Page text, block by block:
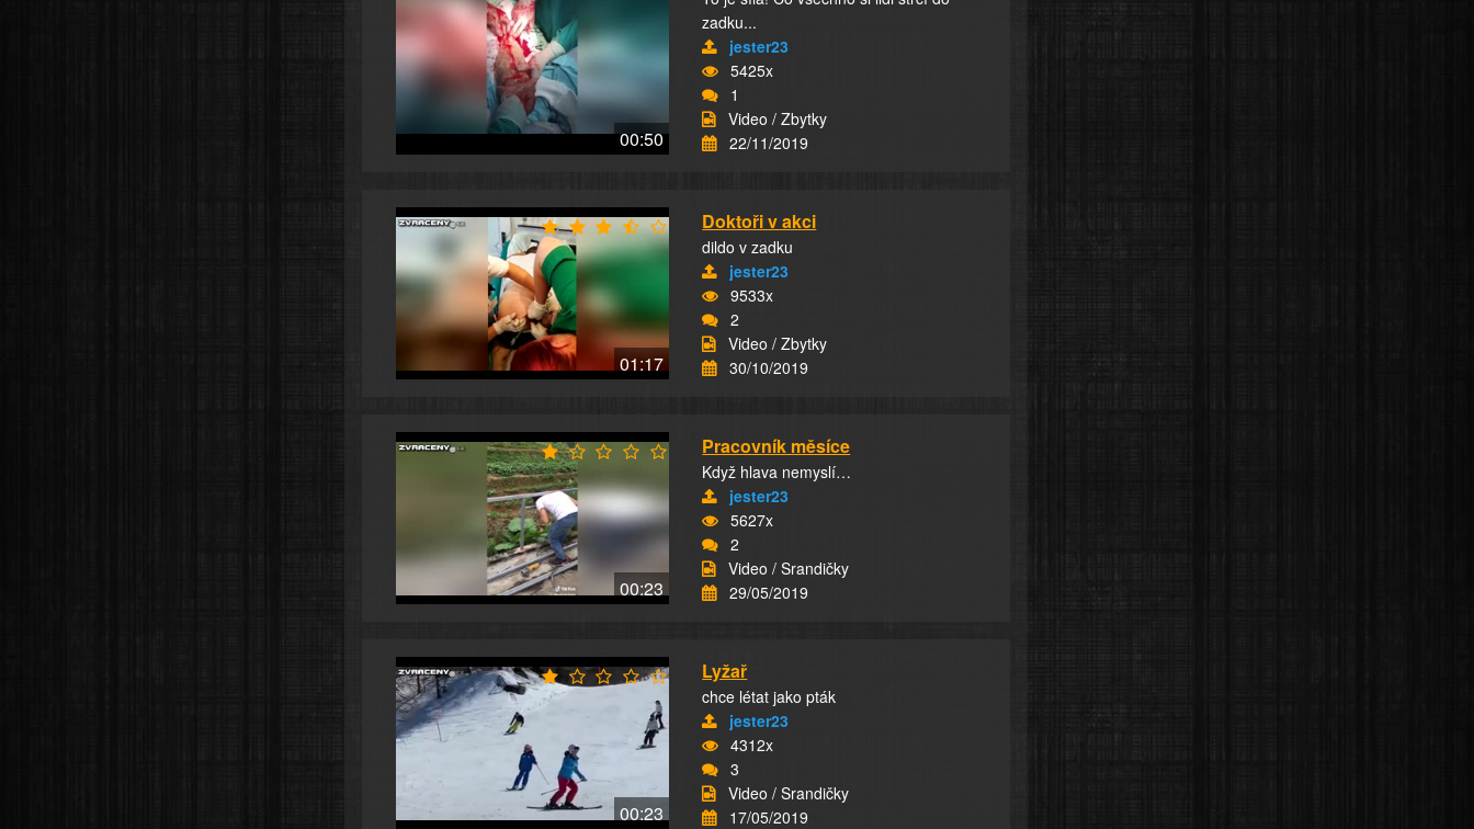
00:50
zadku...
jester23
5425x
1
Video / Zbytky
22/11/2019
01:17
Doktoři v akci
dildo v zadku
jester23
9533x
2
Video / Zbytky
30/10/2019
00:23
Pracovník měsíce
Když hlava nemyslí…
jester23
5627x
2
Video / Srandičky
29/05/2019
00:23
Lyžař
chce létat jako pták
jester23
4312x
3
Video / Srandičky
17/05/2019